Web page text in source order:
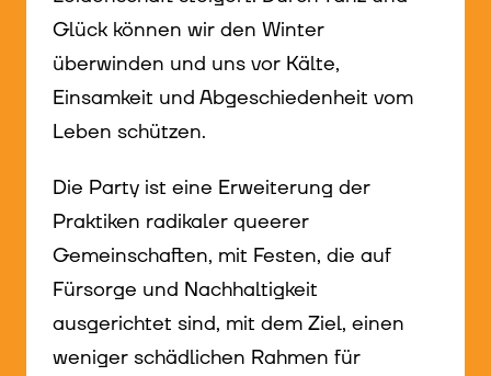
Glück können wir den Winter
überwinden und uns vor Kälte,
Einsamkeit und Abgeschiedenheit vom
Leben schützen.
Die Party ist eine Erweiterung der
Praktiken radikaler queerer
Gemeinschaften, mit Festen, die auf
Fürsorge und Nachhaltigkeit
ausgerichtet sind, mit dem Ziel, einen
weniger schädlichen Rahmen für